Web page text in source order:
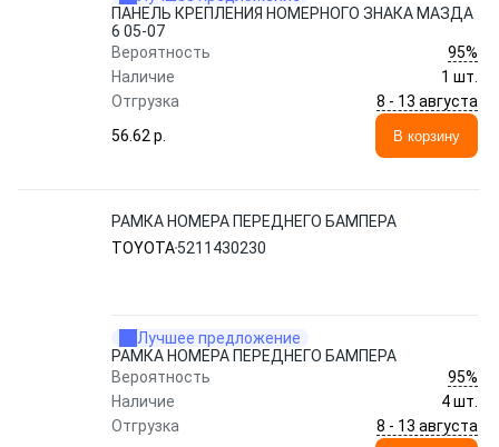
ПАНЕЛЬ КРЕПЛЕНИЯ НОМЕРНОГО ЗНАКА МАЗДА
6 05-07
Вероятность
95%
Наличие
1 шт.
Отгрузка
8 - 13 августа
56.62 p.
В корзину
РАМКА НОМЕРА ПЕРЕДНЕГО БАМПЕРА
TOYOTA5211430230
Лучшее предложение
РАМКА НОМЕРА ПЕРЕДНЕГО БАМПЕРА
Вероятность
95%
Наличие
4 шт.
Отгрузка
8 - 13 августа